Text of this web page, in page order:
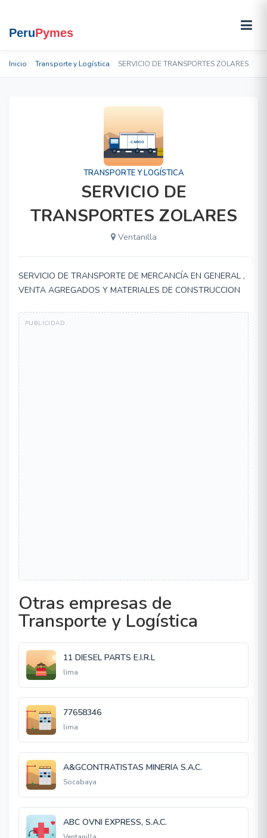
Inicio Transporte y Logística SERVICIO DE TRANSPORTES ZOLARES
TRANSPORTE Y LOGÍSTICA
SERVICIO DE
TRANSPORTES ZOLARES
Ventanilla
SERVICIO DE TRANSPORTE DE MERCANCÍA EN GENERAL ,
VENTA AGREGADOS Y MATERIALES DE CONSTRUCCION
Otras empresas de
Transporte y Logística
11 DIESEL PARTS E.I.R.L
lima
77658346
lima
A&GCONTRATISTAS MINERIA S.A.C.
Socabaya
ABC OVNI EXPRESS, S.A.C.